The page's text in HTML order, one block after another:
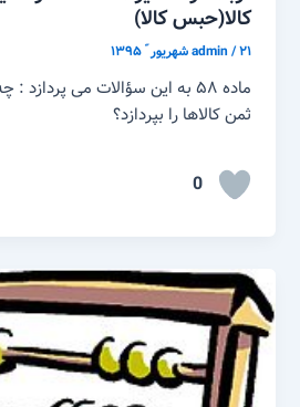
کالا(حبس کالا)
admin/۲۱ شهریور ّ ۱۳۹۵
ماده ۵۸ به این سؤالات می
ثمن کالاها را بپردازد؟
0